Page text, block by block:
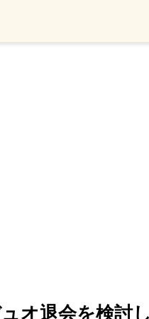
オ退会を検討